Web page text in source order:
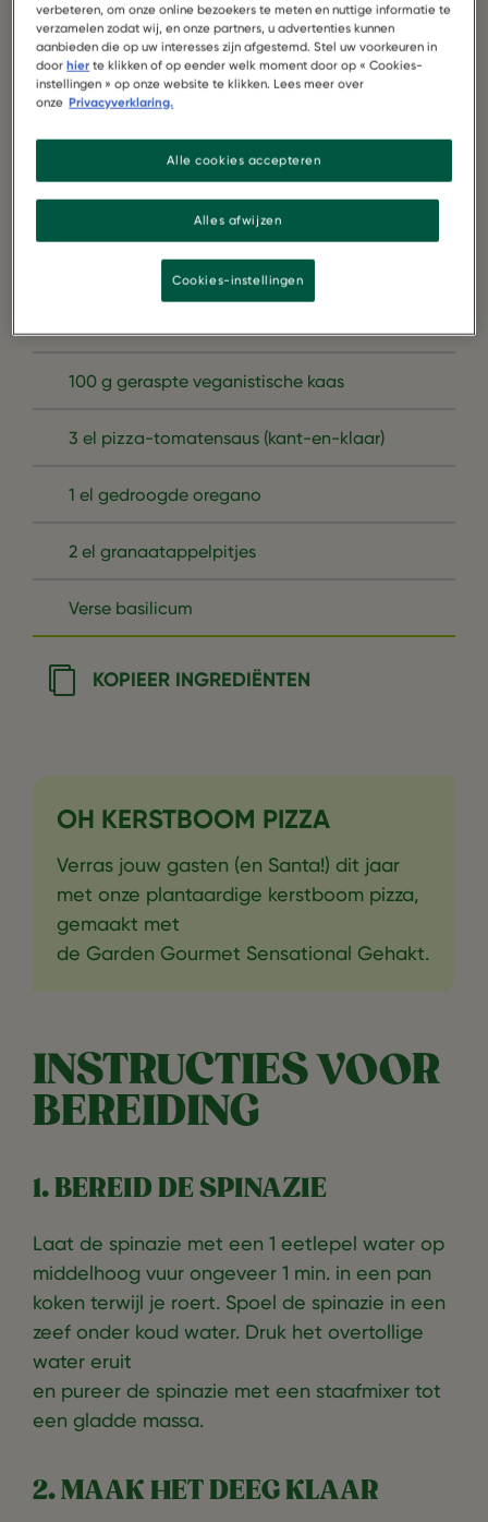
5 gram gist
7 gram zout
100 gram kerstomaten
1/2 rode paprika
1/2 gele paprika
100 g geraspte veganistische kaas
3 el pizza-tomatensaus (kant-en-klaar)
1 el gedroogde oregano
2 el granaatappelpitjes
Verse basilicum
KOPIEER INGREDIËNTEN
OH KERSTBOOM PIZZA
Verras jouw gasten (en Santa!) dit jaar
met onze plantaardige kerstboom pizza,
gemaakt met
de Garden Gourmet Sensational Gehakt.
INSTRUCTIES VOOR
BEREIDING
1. BEREID DE SPINAZIE
Laat de spinazie met een 1 eetlepel water op
middelhoog vuur ongeveer 1 min. in een pan
koken terwijl je roert. Spoel de spinazie in een
zeef onder koud water. Druk het overtollige
water eruit
en pureer de spinazie met een staafmixer tot
een gladde massa.
2. MAAK HET DEEG KLAAR
verbeteren, om onze online bezoekers te meten en nuttige informatie te
verzamelen zodat wij, en onze partners, u advertenties kunnen
aanbieden die op uw interesses zijn afgestemd. Stel uw voorkeuren in
doorhier te klikken of op eender welk moment door op « Cookies-
instellingen » op onze website te klikken. Lees meer over
onze Privacyverklaring.
Alles afwijzen
Alle cookies accepteren
Cookies-instellingen